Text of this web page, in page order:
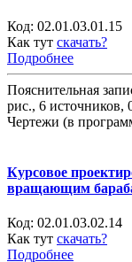
Код: 02.01.03.01.15
Как тут скачать?
Подробнее
Пояснительная
рис., 6 источников,
Чертежи (в
Курсовое
вращающим
Код: 02.01.03.02.14
Как тут скачать?
Подробнее